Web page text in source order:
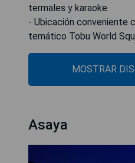
termales y karaoke.
- Ubicación conveniente
temático Tobu World
MOSTRAR
Asaya